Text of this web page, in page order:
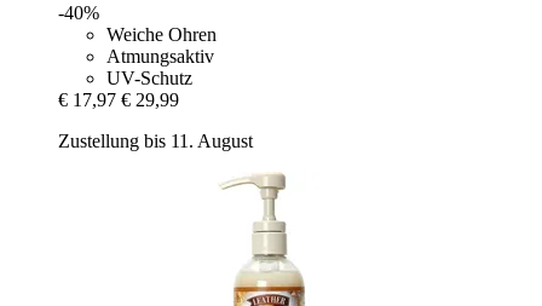
-40%
Weiche Ohren
Atmungsaktiv
UV-Schutz
€ 17,97 € 29,99
Zustellung bis 11. August